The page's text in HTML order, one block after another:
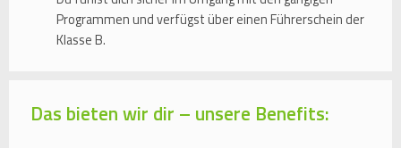
Programmen und verfügst über einen Führerschein der
Klasse B.
Das bieten wir dir – unsere Benefits: